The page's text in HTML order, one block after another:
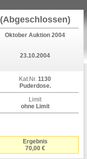
(Abgeschlossen)
Oktober Auktion 2004
23.10.2004
Kat.Nr. 1130
Puderdose.
Limit
ohne Limit
Ergebnis
70,00 €